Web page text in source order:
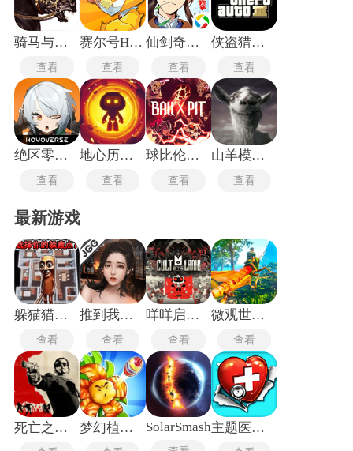
也使得每一次探索都充满不确定性与惊喜。
骑马与砍杀2中文版
查看
赛尔号H5互通版
查看
仙剑奇侠传4手机版
查看
侠盗猎车手3手机版
查看
绝区零国际服
查看
地心历险记老版本
查看
球比伦战记
查看
山羊模拟器僵尸版
查看
最新游戏
躲猫猫行动手机版
查看
推到我总裁
查看
咩咩启示录安卓版
查看
微观世界生存
查看
死亡之屋2重制版 梦幻植物城 SolarSmash 主题医院单机版